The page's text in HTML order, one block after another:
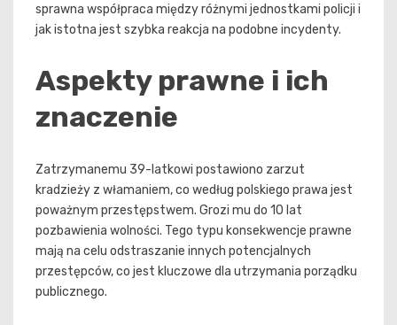
sprawna współpraca między różnymi jednostkami policji i
jak istotna jest szybka reakcja na podobne incydenty.
Aspekty prawne i ich
znaczenie
Zatrzymanemu 39-latkowi postawiono zarzut
kradzieży z włamaniem, co według polskiego prawa jest
poważnym przestępstwem. Grozi mu do 10 lat
pozbawienia wolności. Tego typu konsekwencje prawne
mają na celu odstraszanie innych potencjalnych
przestępców, co jest kluczowe dla utrzymania porządku
publicznego.